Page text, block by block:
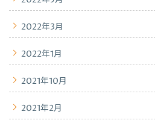
2022年3月
2022年1月
2021年10月
2021年2月